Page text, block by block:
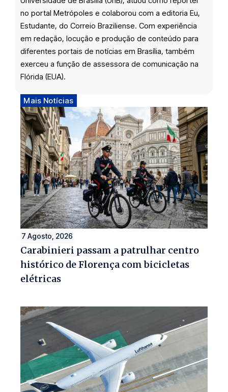
no portal Metrópoles e colaborou com a editoria Eu,
Estudante, do Correio Braziliense. Com experiência
em redação, locução e produção de conteúdo para
diferentes portais de notícias em Brasília, também
exerceu a função de assessora de comunicação na
Flórida (EUA).
Mais Notícias
7 Agosto, 2026
Carabinieri passam a patrulhar centro
histórico de Florença com bicicletas
elétricas